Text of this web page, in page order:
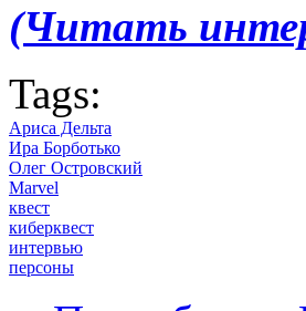
(Читать
Tags:
Ариса Дельта
Ира Борботько
Олег Островский
Marvel
квест
киберквест
интервью
персоны